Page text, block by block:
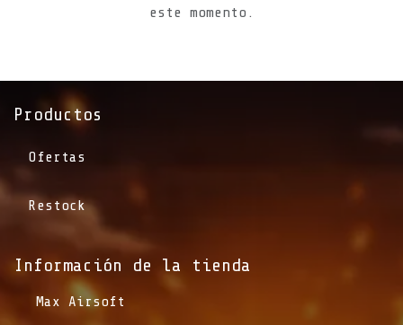
este momento.
Productos
Ofertas
Restock
Información de la tienda​
​Max Airsoft